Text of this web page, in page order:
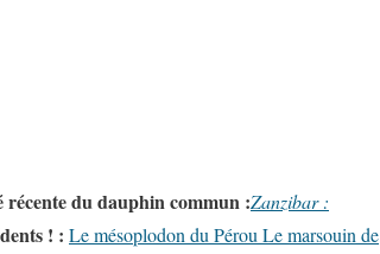
récente du dauphin commun :Zanzibar :
! : Le mésoplodon du Pérou Le marsouin de